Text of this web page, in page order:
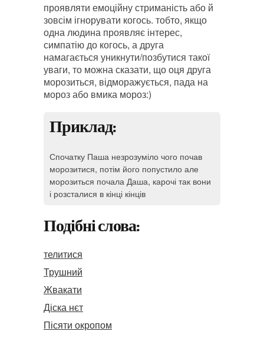
проявляти емоційну стриманість або й
зовсім ігнорувати когось. тобто, якщо
одна людина проявляє інтерес,
симпатію до когось, а друга
намагається уникнути/позбутися такої
уваги, то можна сказати, що оця друга
морозиться, відморажується, пада на
мороз або вмика мороз:)
Приклад:
Спочатку Паша незрозуміло чого почав
морозитися, потім його попустило але
морозиться почала Даша, карочі так вони
і розсталися в кінці кінців
Подібні слова:
телитися
Трушний
Жвакати
Діска нєт
Пісяти окропом